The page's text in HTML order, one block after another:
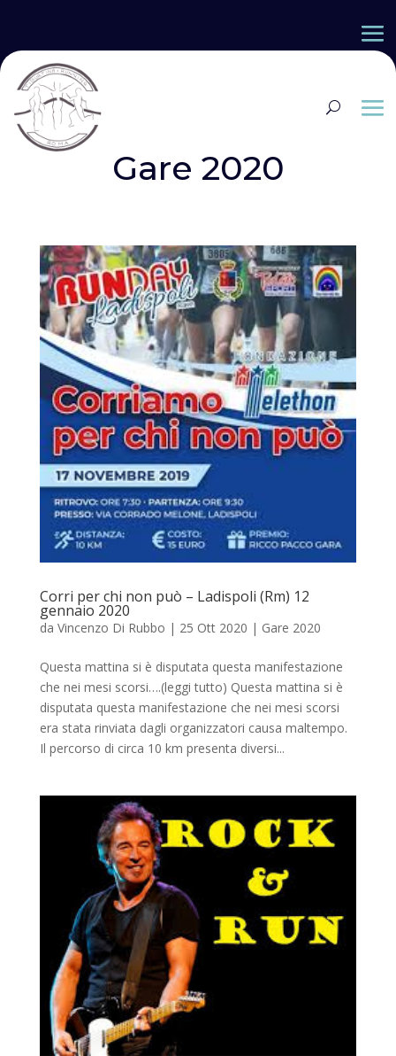
Gare 2020
Corri per chi non può – Ladispoli (Rm) 12
gennaio 2020
da Vincenzo Di Rubbo | 25 Ott 2020 | Gare 2020
Questa mattina si è disputata questa manifestazione
che nei mesi scorsi….(leggi tutto) Questa mattina si è
disputata questa manifestazione che nei mesi scorsi
era stata rinviata dagli organizzatori causa maltempo.
Il percorso di circa 10 km presenta diversi...